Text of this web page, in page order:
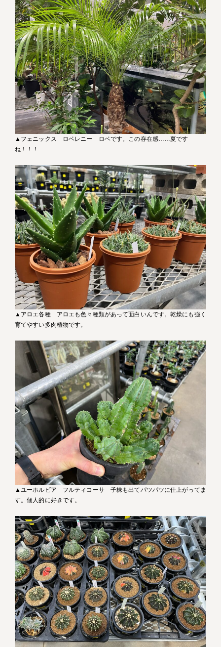
▲フェニックス ロベレニー ロベです。この存在感……夏です
ね！！！
▲アロエ各種 アロエも色々種類があって面白いんです。乾燥にも強く
育てやすい多肉植物です。
▲ユーホルビア フルティコーサ 子株も出てパツパツに仕上がってま
す。個人的に好きです。